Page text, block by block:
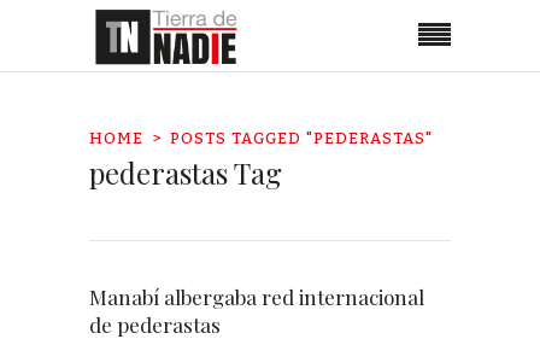
HOME POSTS TAGGED "PEDERASTAS"
pederastas Tag
Manabí albergaba red internacional
de pederastas